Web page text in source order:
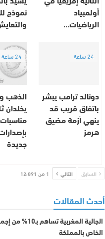
أولمبياد
الرياضيات…
نموذج
24 ساعة
دونالد ترامب يبشر
باتفاق قريب قد
ينهي أزمة مضيق
هرمز
24 ساعة
الذهب
يخلدان
جديدة
السابق التالي 1 من 12٬891
أحدث المقالات
الجالية المغربية
الخاص بالمملكة